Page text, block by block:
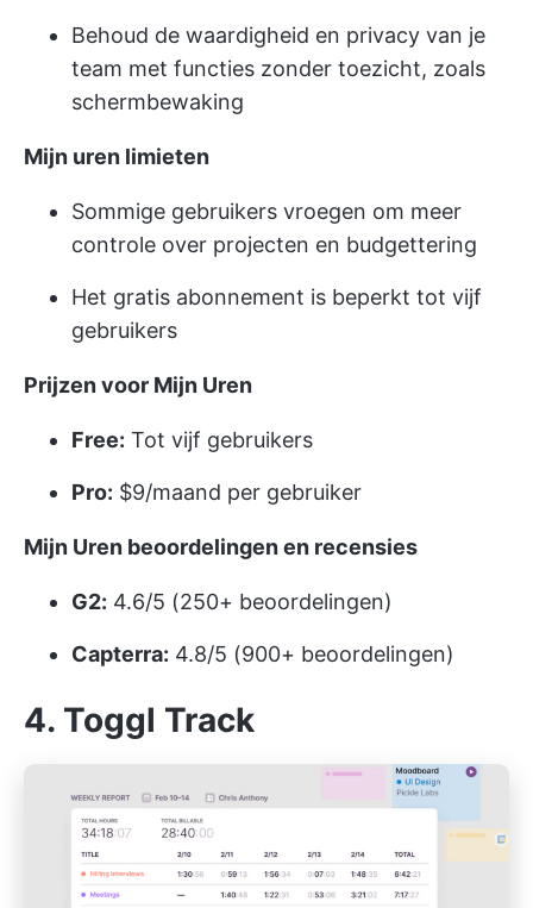
Behoud de waardigheid en privacy van je
team met functies zonder toezicht, zoals
schermbewaking
Mijn uren limieten
Sommige gebruikers vroegen om meer
controle over projecten en budgettering
Het gratis abonnement is beperkt tot vijf
gebruikers
Prijzen voor Mijn Uren
Free: Tot vijf gebruikers
Pro: $9/maand per gebruiker
Mijn Uren beoordelingen en recensies
G2: 4.6/5 (250+ beoordelingen)
Capterra: 4.8/5 (900+ beoordelingen)
4. Toggl Track